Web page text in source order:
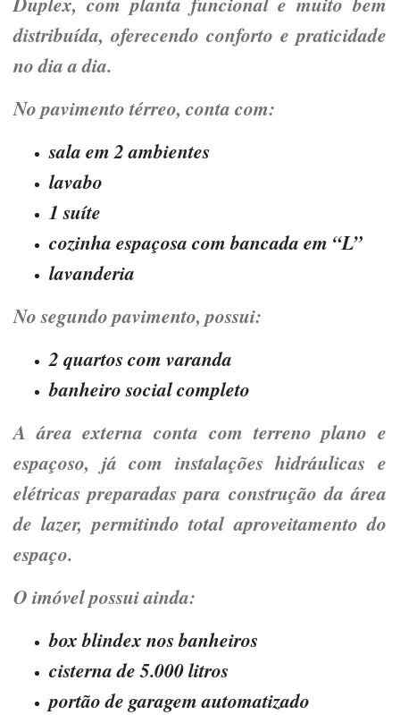
distribuída, oferecendo conforto e praticidade
no dia a dia.
No pavimento térreo, conta com:
sala em 2 ambientes
lavabo
1 suíte
cozinha espaçosa com bancada em “L”
lavanderia
No segundo pavimento, possui:
2 quartos com varanda
banheiro social completo
A área externa conta comterreno plano e
espaçoso, já com instalações hidráulicas e
elétricas preparadas para construção da área
de lazer, permitindo total aproveitamento do
espaço.
O imóvel possui ainda:
box blindex nos banheiros
cisterna de 5.000 litros
portão de garagem automatizado